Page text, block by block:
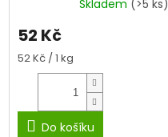
Skladem (>5 ks)
52 Kč
Měrná
cena:
52 Kč / 1 kg
Do košíku